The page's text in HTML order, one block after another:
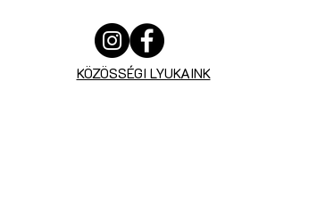
KÖZÖSSÉGI LYUKAINK